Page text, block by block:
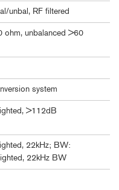
unbal, RF filtered
ohm, unbalanced >60
system
>112dB
22kHz; BW:
22kHz BW